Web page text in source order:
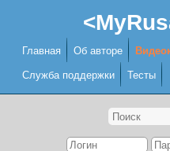
Главная Об авторе
Служба поддержки Тесты